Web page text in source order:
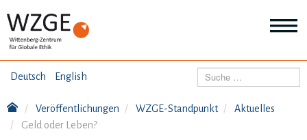
Deutsch English THEMEN
ANGEBOTE
Suchen
Veröffentlichungen WZGE-Standpunkt
Aktuelles
Geld oder Leben?